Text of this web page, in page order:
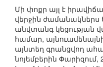
Մի փոքր այլ է
վերջին
անվտանգ կեցության
համար,
այնտեղ գրանցվող
նոյեմբերին Փարիզում,